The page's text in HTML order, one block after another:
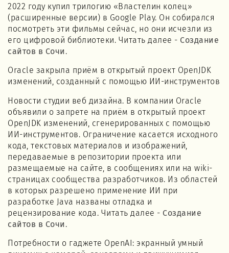
2022 году купил трилогию «Властелин колец»
(расширенные версии) в Google Play. Он собирался
посмотреть эти фильмы сейчас, но они исчезли из
его цифровой библиотеки. Читать далее - Создание
сайтов в Сочи .
Oracle закрыла приём в открытый проект OpenJDK
изменений, созданный с помощью ИИ-инструментов
Новости студии веб дизайна. В компании Oracle
объявили о запрете на приём в открытый проект
OpenJDK изменений, сгенерированных с помощью
ИИ-инструментов. Ограничение касается исходного
кода, текстовых материалов и изображений,
передаваемые в репозитории проекта или
размещаемые на сайте, в сообщениях или на wiki-
страницах сообщества разработчиков. Из областей
в которых разрешено применение ИИ при
разработке Java названы отладка и
рецензирование кода. Читать далее - Создание
сайтов в Сочи .
Потребности о гаджете OpenAI: экранный умный